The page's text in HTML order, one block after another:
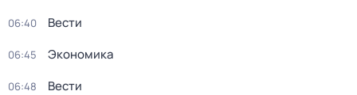
06:40 Вести
06:45 Экономика
06:48 Вести